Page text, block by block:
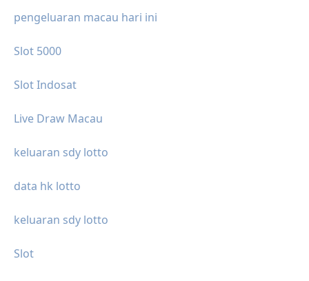
pengeluaran macau hari ini
Slot 5000
Slot Indosat
Live Draw Macau
keluaran sdy lotto
data hk lotto
keluaran sdy lotto
Slot